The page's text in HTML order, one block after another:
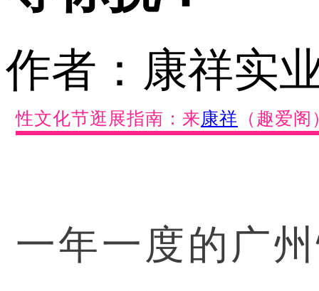
作者：康祥实
性文化节逛展指南：来康祥 （趣爱
一年一度的广